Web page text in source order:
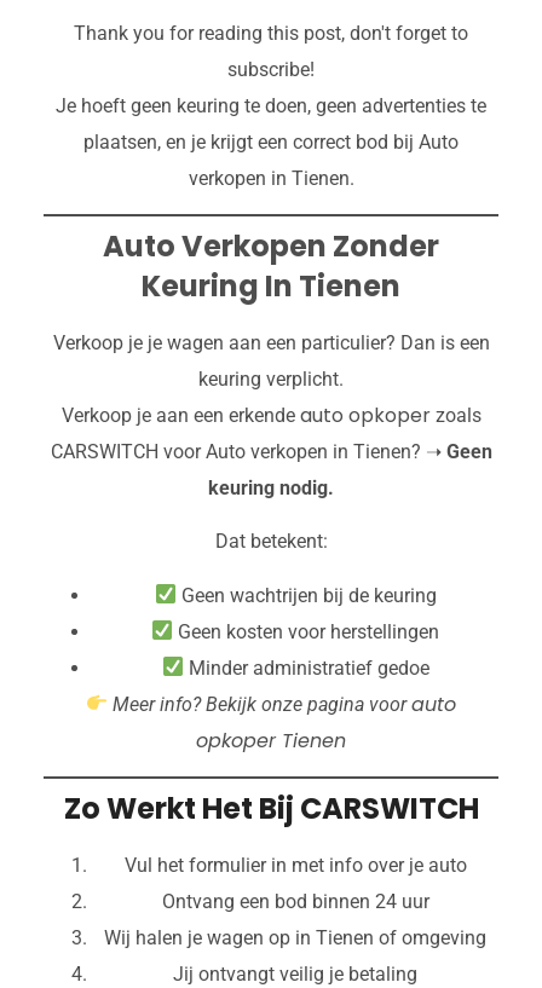
Thank you for reading this post, don't forget to
subscribe!
Je hoeft geen keuring te doen, geen advertenties te
plaatsen, en je krijgt een correct bod bij Auto
verkopen in Tienen.
Auto Verkopen Zonder
Keuring In Tienen
Verkoop je je wagen aan een particulier? Dan is een
keuring verplicht.
Verkoop je aan een erkende auto opkoperzoals
CARSWITCH voor Auto verkopen in Tienen? ➝ Geen
keuring nodig.
Dat betekent:
Geen wachtrijen bij de keuring
Geen kosten voor herstellingen
Minder administratief gedoe
Meer info? Bekijk onze pagina voorauto
opkoper Tienen
Zo Werkt Het Bij CARSWITCH
Vul het formulier in met info over je auto
Ontvang een bod binnen 24 uur
Wij halen je wagen op in Tienen of omgeving
Jij ontvangt veilig je betaling